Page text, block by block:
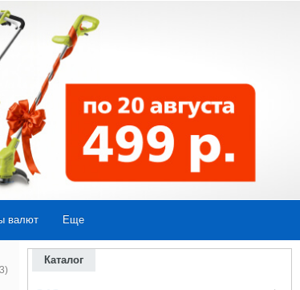
валют Еще
Каталог